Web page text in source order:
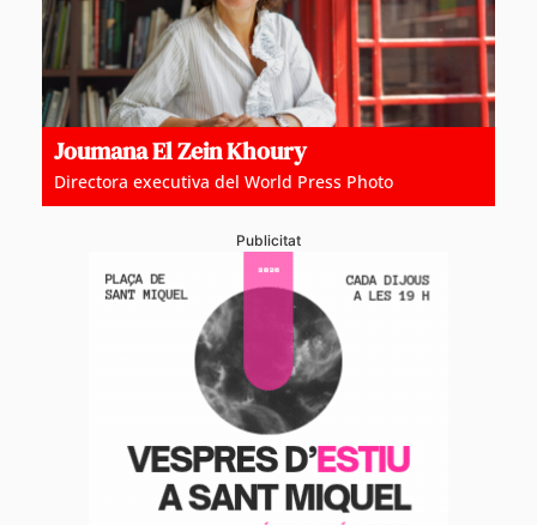
Joumana El Zein Khoury
Directora executiva del World Press Photo
Publicitat